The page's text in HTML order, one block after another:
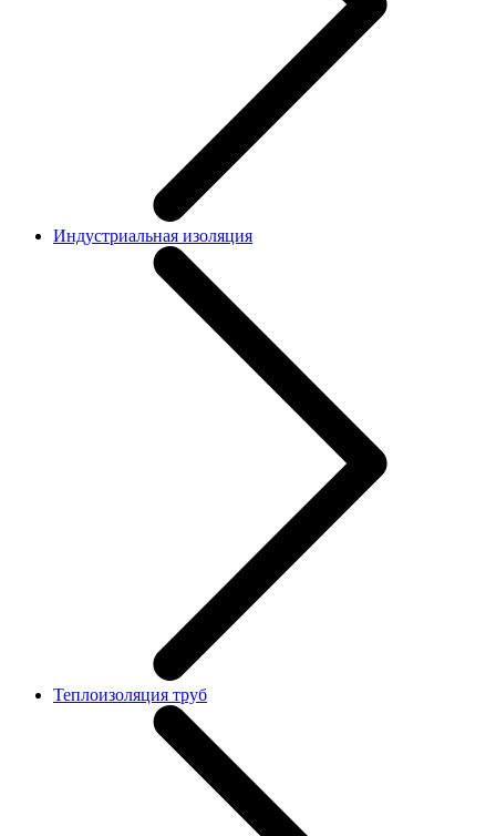
Индустриальная изоляция
Теплоизоляция труб